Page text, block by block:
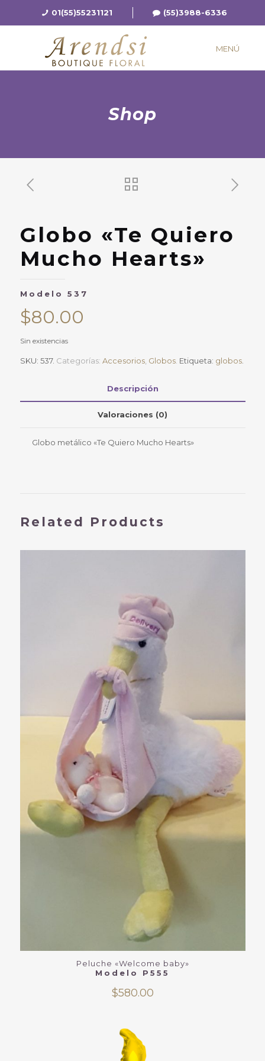
01(55)55231121 (55)3988-6336
MENÚ
Shop
Globo «Te Quiero
Mucho Hearts»
Modelo 537
$80.00
Sin existencias
SKU: 537. Categorías: Accesorios, Globos. Etiqueta: globos.
Descripción
Valoraciones (0)
Globo metálico «Te Quiero Mucho Hearts»
Related Products
Peluche «Welcome baby»
Modelo P555
$580.00